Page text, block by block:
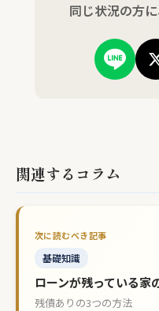
同じ状況の方
関連するコラム
基礎知識
ローンが残っている家
残債ありの3つの方法